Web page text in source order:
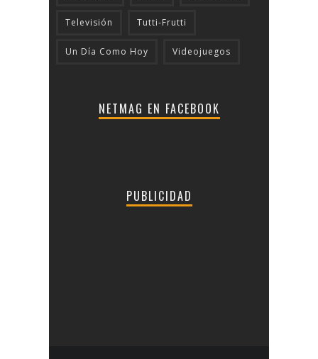
Televisión Tutti-Frutti
Un Día Como Hoy Videojuegos
NETMAG EN FACEBOOK
PUBLICIDAD